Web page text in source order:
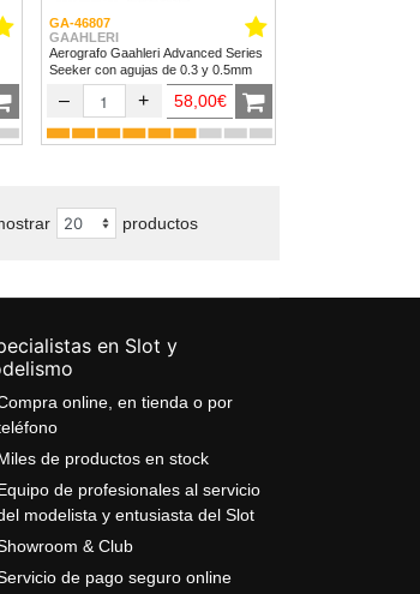
GA-46807
GAAHLERI
Aerografo Gaahleri Advanced Series
Seeker con agujas de 0.3 y 0.5mm
– + 58,00€
productos
en Slot y
online, en tienda o por
de productos en stock
de profesionales al servicio
modelista y entusiasta del Slot
& Club
de pago seguro online